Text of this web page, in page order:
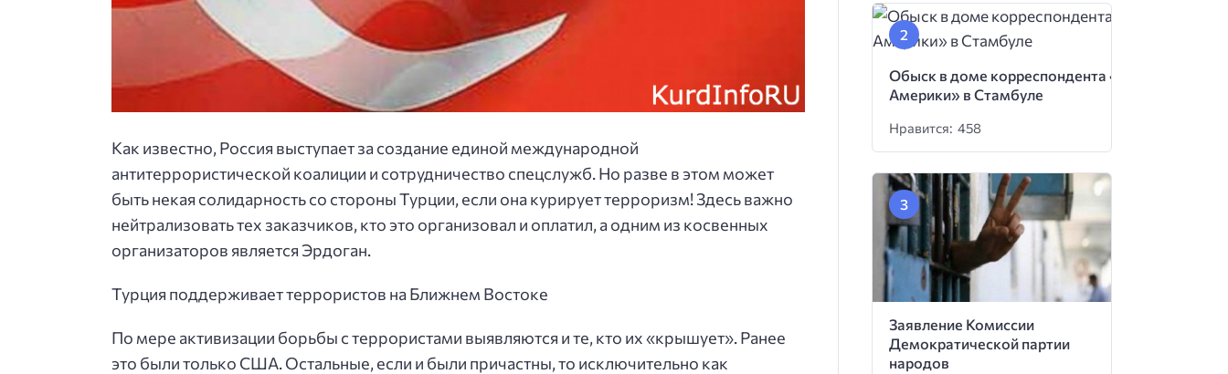
Как известно, Россия выступает за создание единой международной
антитеррористической коалиции и сотрудничество спецслужб. Но разве в этом может
быть некая солидарность со стороны Турции, если она курирует терроризм! Здесь важно
нейтрализовать тех заказчиков, кто это организовал и оплатил, а одним из косвенных
организаторов является Эрдоган.
Турция поддерживает террористов на Ближнем Востоке
По мере активизации борьбы с террористами выявляются и те, кто их «крышует». Ранее
это были только США. Остальные, если и были причастны, то исключительно как
Обыск в доме корреспондента «Голоса
Америки» в Стамбуле
Нравится: 458
Заявление Комиссии
Демократической партии
народов